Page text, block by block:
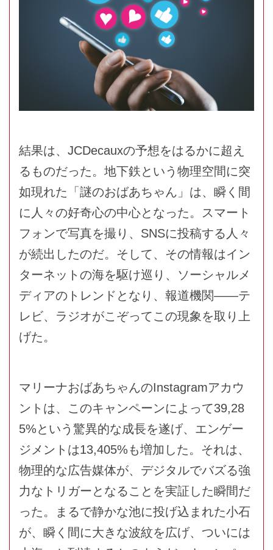
結果は、JCDecauxの予想をはるかに超え
るものだった。地下鉄という物理空間に突
如現れた「謎のおばあちゃん」は、瞬く間
に人々の好奇心の中心となった。スマート
フォンで写真を撮り、SNSに投稿する人々
が続出したのだ。そして、その情報はイン
ターネットの海を駆け巡り、ソーシャルメ
ディアのトレンドとなり、報道機関――テ
レビ、ラジオがこぞってこの現象を取り上
げた。
マリーナおばあちゃんのInstagramアカウ
ントは、このキャンペーンによって39,28
5%という驚異的な成長を遂げ、エンゲー
ジメントは13,405%も増加した。それは、
物理的な広告媒体が、デジタルでバズる強
力なトリガーとなることを実証した瞬間だ
った。まるで静かな池に投げ込まれた小石
が、瞬く間に大きな波紋を広げ、ついには